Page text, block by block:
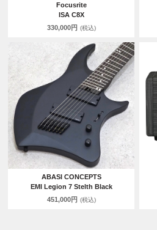
Focusrite
ISA C8X
330,000円 (税込)
ABASI CONCEPTS
EMI Legion 7 Stelth Black
451,000円 (税込)